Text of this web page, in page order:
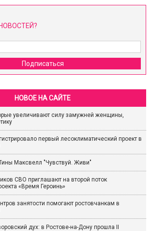
Подписаться
НОВОЕ НА САЙТЕ
увеличивают силу замужней женщины,
первый лесоклиматический проект в
Максвелл "Чувствуй. Живи"
СВО приглашают на второй поток
«Время Героинь»
занятости помогают ростовчанкам в
дух: в Ростове-на-Дону прошла II